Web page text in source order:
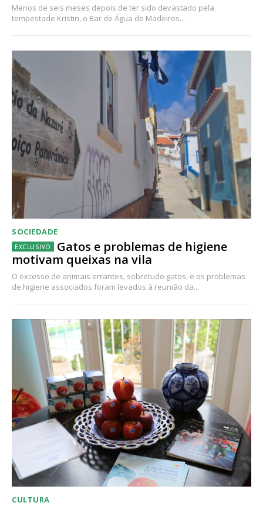
Menos de seis meses depois de ter sido devastado pela
tempestade Kristin, o Bar de Água de Madeiros...
SOCIEDADE
Gatos e problemas de higiene
motivam queixas na vila
O excesso de animais errantes, sobretudo gatos, e os problemas
de higiene associados foram levados à reunião da...
CULTURA